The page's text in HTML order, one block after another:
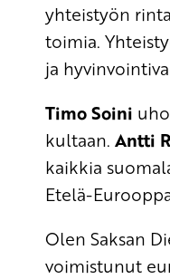
yhteistyön
toimia.
ja
Timo Soini
kultaan. Antti
kaikkia
Etelä-
Olen Saksan
voimistunut